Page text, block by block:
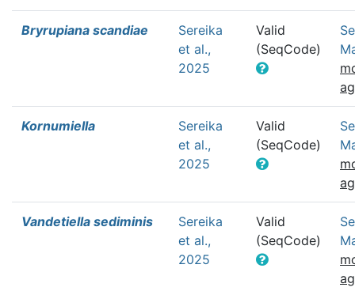
Bryrupiana scandiae
Sereika
et al.,
2025
Valid
(SeqCode)
Kornumiella
Sereika
et al.,
2025
Valid
(SeqCode)
Vandetiella sediminis
Sereika
et al.,
2025
Valid
(SeqCode)